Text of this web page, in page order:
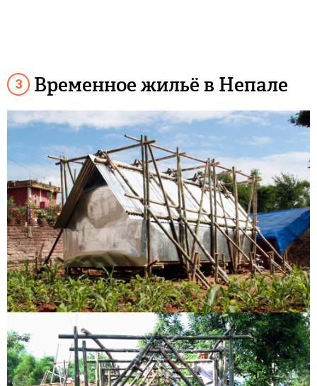
Временное жильё в Непале